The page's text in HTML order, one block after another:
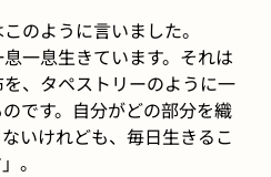
のように言いました。
一息生きています。それは
、タペストリーのように一
です。自分がどの部分を織
いけれども、毎日生きるこ
。